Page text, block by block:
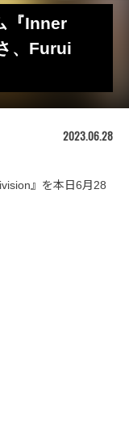
『Inner
、Furui
2023.06.28
』を本日6月28